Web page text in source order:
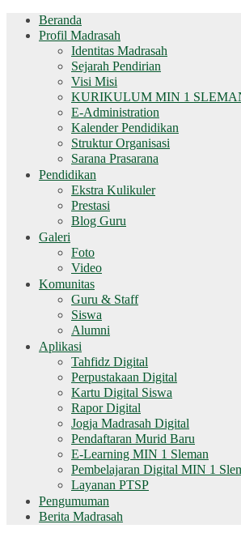
Beranda
Profil Madrasah
Identitas Madrasah
Sejarah Pendirian
Visi Misi
KURIKULUM MIN 1
E-Administration
Kalender Pendidikan
Struktur Organisasi
Sarana Prasarana
Pendidikan
Ekstra Kulikuler
Prestasi
Blog Guru
Galeri
Foto
Video
Komunitas
Guru & Staff
Siswa
Alumni
Aplikasi
Tahfidz Digital
Perpustakaan Digital
Kartu Digital Siswa
Rapor Digital
Jogja Madrasah Digital
Pendaftaran Murid Baru
E-Learning MIN 1 Sleman
Pembelajaran Digital MIN 1
Layanan PTSP
Pengumuman
Berita Madrasah